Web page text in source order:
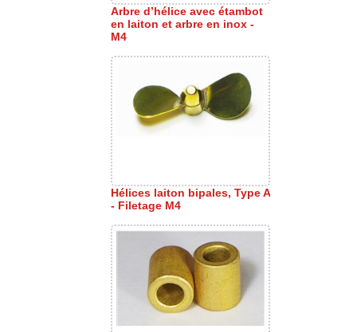
Arbre d’hélice avec étambot
en laiton et arbre en inox -
M4
Hélices laiton bipales, Type A
- Filetage M4